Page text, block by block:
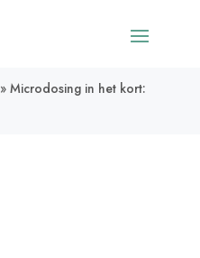
»Microdosing in het kort: